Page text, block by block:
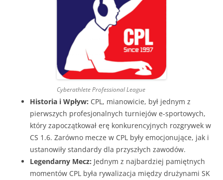
Cyberathlete Professional League
Historia i Wpływ: CPL, mianowicie, był jednym z
pierwszych profesjonalnych turniejów e-sportowych,
który zapoczątkował erę konkurencyjnych rozgrywek w
CS 1.6. Zarówno mecze w CPL były emocjonujące, jak i
ustanowiły standardy dla przyszłych zawodów.
Legendarny Mecz: Jednym z najbardziej pamiętnych
momentów CPL była rywalizacja między drużynami SK